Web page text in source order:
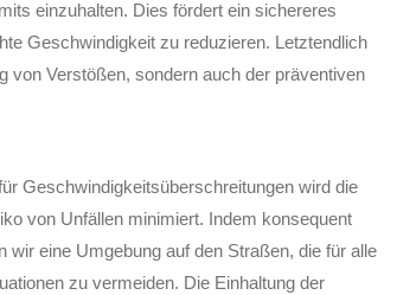
einzuhalten. Dies fördert ein sichereres
Geschwindigkeit zu reduzieren. Letztendlich
von Verstößen, sondern auch der präventiven
Geschwindigkeitsüberschreitungen wird die
von Unfällen minimiert. Indem konsequent
eine Umgebung auf den Straßen, die für alle
zu vermeiden. Die Einhaltung der